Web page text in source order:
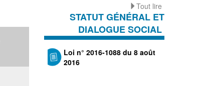
Tout lire
STATUT GÉNÉRAL ET
DIALOGUE SOCIAL
Loi n° 2016-1088 du 8 août
2016